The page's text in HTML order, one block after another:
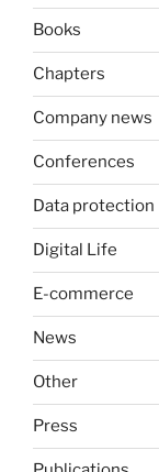
Books
Chapters
Company news
Conferences
Data protection
Digital Life
E-commerce
News
Other
Press